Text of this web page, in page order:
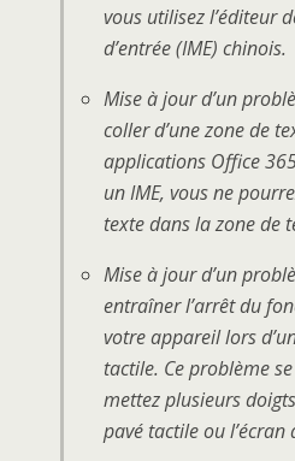
vous utilisez l’éditeur
d’entrée (IME) chinois.
Mise à jour d’un
coller d’une zone de
applications Office
un IME, vous ne
texte dans la zone de
Mise à jour d’un
entraîner l’arrêt du
votre appareil lors
tactile. Ce problème
mettez plusieurs
pavé tactile ou